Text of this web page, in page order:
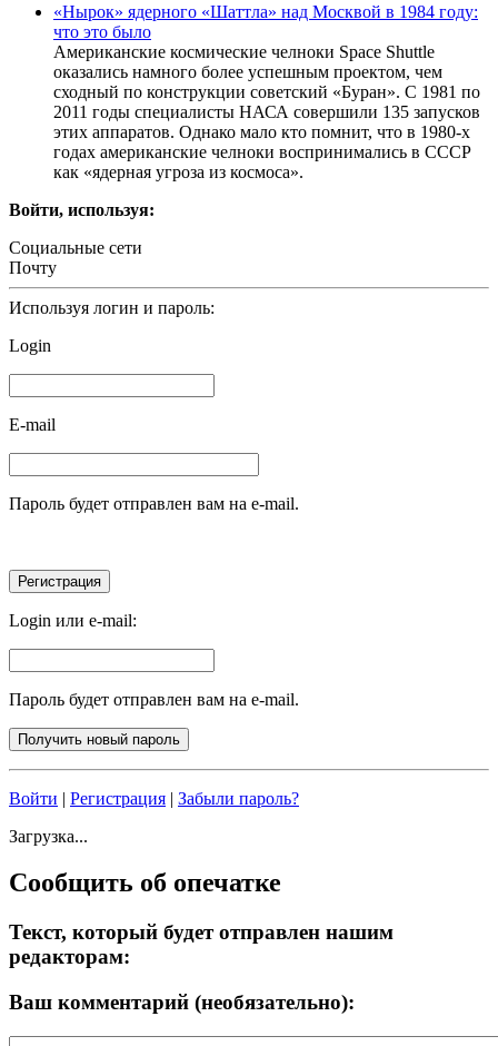
«Нырок» ядерного «Шаттла» над Москвой в 1984 году:
что это было
Американские космические челноки Space Shuttle
оказались намного более успешным проектом, чем
сходный по конструкции советский «Буран». С 1981 по
2011 годы специалисты НАСА совершили 135 запусков
этих аппаратов. Однако мало кто помнит, что в 1980-х
годах американские челноки воспринимались в СССР
как «ядерная угроза из космоса».
Войти, используя:
Социальные сети
Почту
Используя логин и пароль:
Login
E-mail
Пароль будет отправлен вам на e-mail.
Login или e-mail:
Пароль будет отправлен вам на e-mail.
Войти | Регистрация | Забыли пароль?
Загрузка...
Сообщить об опечатке
Текст, который будет отправлен нашим
редакторам:
Ваш комментарий (необязательно):